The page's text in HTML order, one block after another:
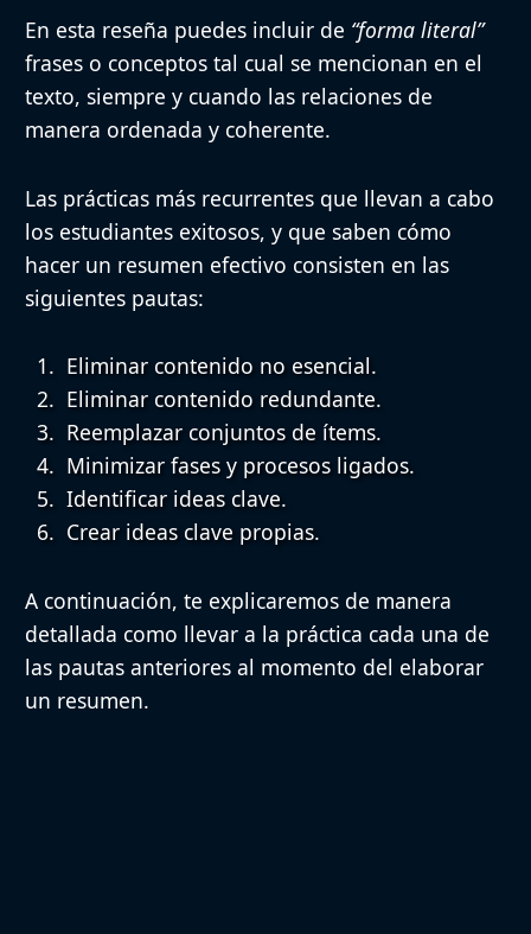
En esta reseña puedes incluir de “forma literal”
frases o conceptos tal cual se mencionan en el
texto, siempre y cuando las relaciones de
manera ordenada y coherente.
Las prácticas más recurrentes que llevan a cabo
los estudiantes exitosos, y que saben cómo
hacer un resumen efectivo consisten en las
siguientes pautas:
Eliminar contenido no esencial.
Eliminar contenido redundante.
Reemplazar conjuntos de ítems.
Minimizar fases y procesos ligados.
Identificar ideas clave.
Crear ideas clave propias.
A continuación, te explicaremos de manera
detallada como llevar a la práctica cada una de
las pautas anteriores al momento del elaborar
un resumen.